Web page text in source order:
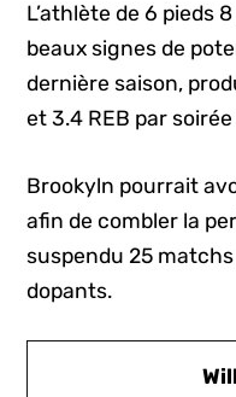
L’athlète de 6 pieds
beaux signes de
dernière saison,
et 3.4 REB par
Brookyln pourrait
afin de combler la
suspendu 25
dopants.